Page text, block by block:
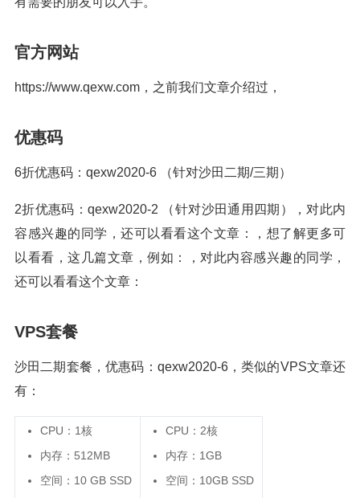
官方网站
https://www.qexw.com，之前我们文章介绍过，
优惠码
6折优惠码：qexw2020-6 （针对沙田二期/三期）
2折优惠码：qexw2020-2 （针对沙田通用四期），对此内
容感兴趣的同学，还可以看看这个文章：，想了解更多可
以看看，这几篇文章，例如：，对此内容感兴趣的同学，
还可以看看这个文章：
VPS套餐
沙田二期套餐，优惠码：qexw2020-6，类似的VPS文章还
有：
CPU：1核
内存：512MB
空间：10 GB SSD
CPU：2核
内存：1GB
空间：10GB SSD